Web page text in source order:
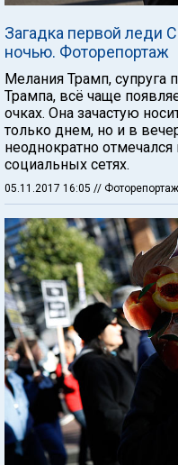
Загадка первой леди
ночью. Фоторепортаж
Мелания Трамп,
Трампа, всё чаще
очках. Она зачастую
только днем, но и в
неоднократно
социальных сетях.
05.11.2017 16:05 //